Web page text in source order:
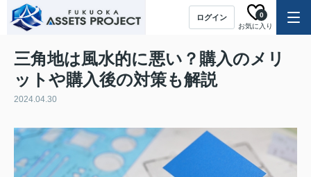
ログイン
お気に入り
0
三角地は風水的に悪い？購入のメリ
ットや購入後の対策も解説
2024.04.30